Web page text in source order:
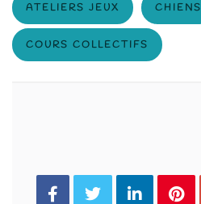
ATELIERS JEUX CHIENS
COURS COLLECTIFS